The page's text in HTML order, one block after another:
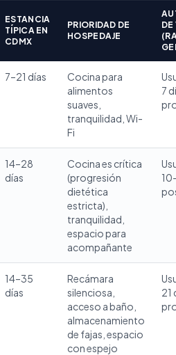
ESTANCIA
TÍPICA EN
CDMX
PRIORIDAD DE
HOSPEDAJE
DE
7–21 días
Cocina para
alimentos
suaves,
tranquilidad, Wi-
Fi
7
14–28
días
Cocina es crítica
(progresión
dietética
estricta),
tranquilidad,
espacio para
acompañante
14–35
días
Recámara
silenciosa,
acceso a baño,
almacenamiento
de fajas, espacio
con espejo
21